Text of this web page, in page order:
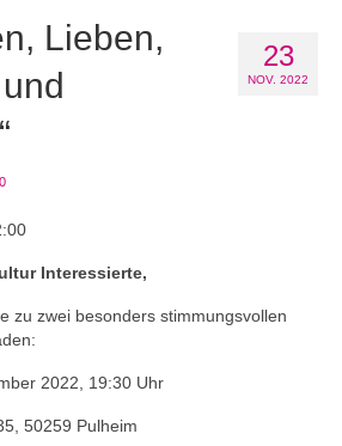
23
NOV. 2022
Lieben,
Interessierte,
zu zwei besonders stimmungsvollen
2022, 19:30 Uhr
50259 Pulheim